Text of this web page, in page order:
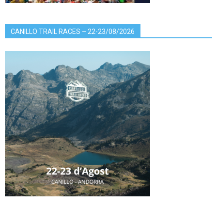
CANILLO TRAIL RACES – 22-23/08/2026